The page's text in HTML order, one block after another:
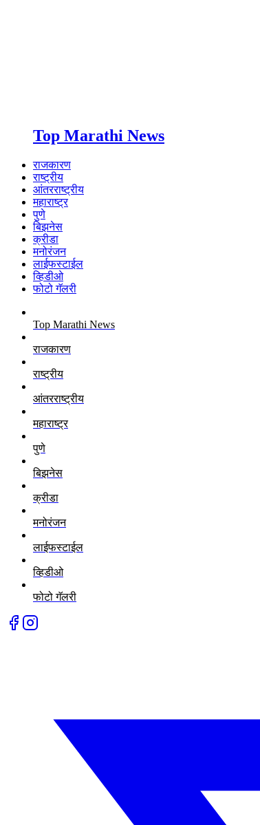
Top Marathi News
राजकारण
राष्ट्रीय
आंतरराष्ट्रीय
महाराष्ट्र
पुणे
बिझनेस
क्रीडा
मनोरंजन
लाईफस्टाईल
व्हिडीओ
फोटो गॅलरी
Top Marathi News
राजकारण
राष्ट्रीय
आंतरराष्ट्रीय
महाराष्ट्र
पुणे
बिझनेस
क्रीडा
मनोरंजन
लाईफस्टाईल
व्हिडीओ
फोटो गॅलरी